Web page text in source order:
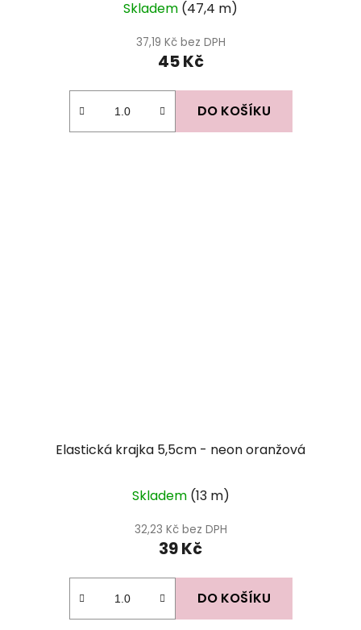
Skladem (47,4 m)
37,19 Kč bez DPH
45 Kč
DO KOŠÍKU
Elastická krajka 5,5cm - neon oranžová
Skladem (13 m)
32,23 Kč bez DPH
39 Kč
DO KOŠÍKU